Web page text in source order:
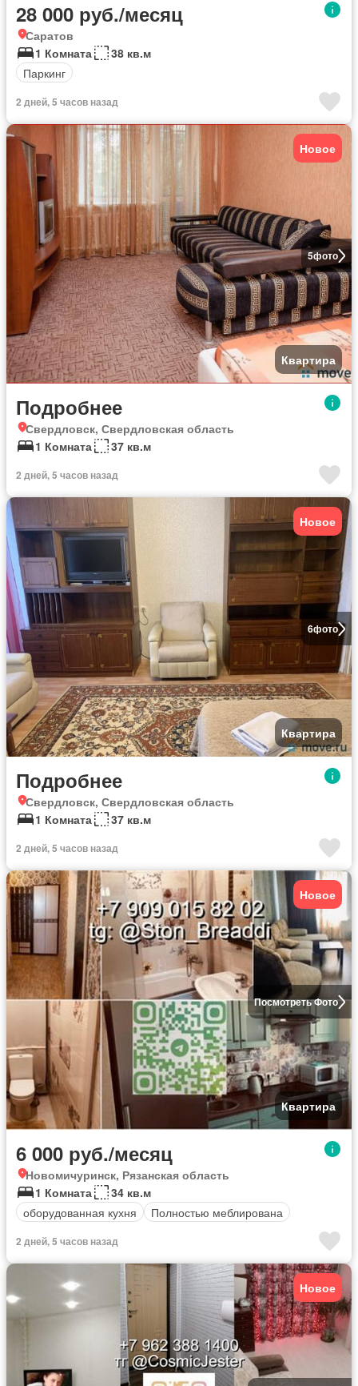
28 000 руб./месяц
Саратов
1 Комната
38 кв.м
Паркинг
2 дней, 5 часов назад
5фото
Новое
Квартира
Подробнее
Свердловск, Свердловская область
1 Комната
37 кв.м
2 дней, 5 часов назад
6фото
Новое
Квартира
Подробнее
Свердловск, Свердловская область
1 Комната
37 кв.м
2 дней, 5 часов назад
Посмотреть Фото
Новое
Квартира
6 000 руб./месяц
Новомичуринск, Рязанская область
1 Комната
34 кв.м
оборудованная кухня
Полностью меблирована
2 дней, 5 часов назад
Новое